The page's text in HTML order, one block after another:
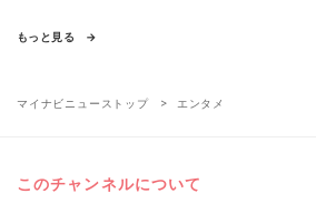
もっと見る
マイナビニューストップ エンタメ
このチャンネルについて